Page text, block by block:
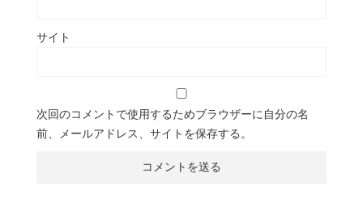
サイト
次回のコメントで使用するためブラウザーに自分の名
前、メールアドレス、サイトを保存する。